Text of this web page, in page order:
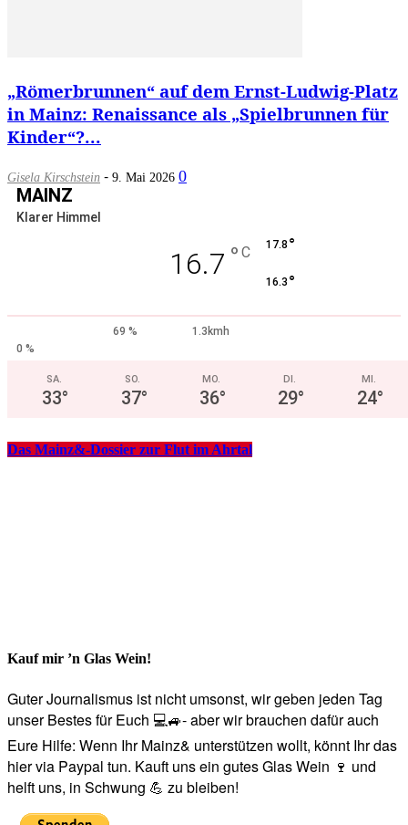
„Römerbrunnen“ auf dem Ernst-Ludwig-Platz
in Mainz: Renaissance als „Spielbrunnen für
Kinder“?...
Gisela Kirschstein - 9. Mai 2026 0
MAINZ
Klarer Himmel
16.7 ° C 17.8 °
16.3 °
69 %
1.3kmh
0 %
SA.
33°
SO.
37°
MO.
36°
DI.
29°
MI.
24°
Das Mainz&-Dossier zur Flut im Ahrtal
Kauf mir ’n Glas Wein!
Guter Journalismus ist nicht umsonst, wir geben jeden Tag
unser Bestes für Euch 💻🚙- aber wir brauchen dafür auch
Eure Hilfe: Wenn Ihr Mainz& unterstützen wollt, könnt Ihr das
hier via Paypal tun. Kauft uns ein gutes Glas Wein 🍷 und
helft uns, in Schwung 💪 zu bleiben!